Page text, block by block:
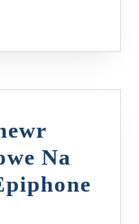
Play
Na